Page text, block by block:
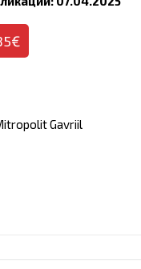
Gavriil